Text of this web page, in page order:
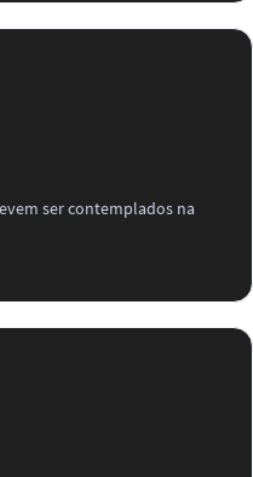
ser contemplados na